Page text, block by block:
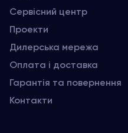
Сервісний центр
Проекти
Дилерська мережа
Оплата і доставка
Гарантія та повернення
Контакти